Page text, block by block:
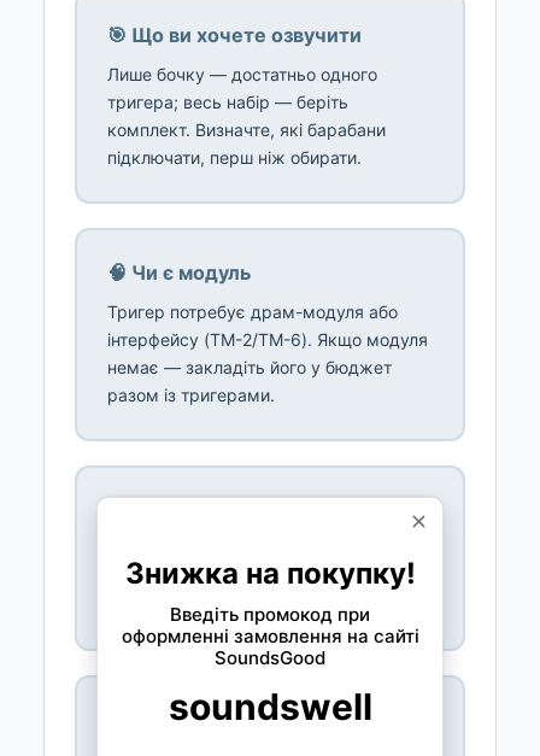
🎯 Що ви хочете озвучити
Лише бочку — достатньо одного
тригера; весь набір — беріть
комплект. Визначте, які барабани
підключати, перш ніж обирати.
🧠 Чи є модуль
Тригер потребує драм-модуля або
інтерфейсу (TM-2/TM-6). Якщо модуля
немає — закладіть його у бюджет
разом із тригерами.
шоти) — двозонний; для бочки й
простих партій достатньо одинарного.
🔗 Сумісність